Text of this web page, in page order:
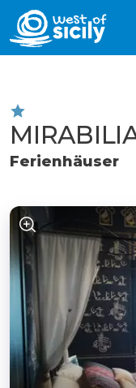
Ferienhäuser